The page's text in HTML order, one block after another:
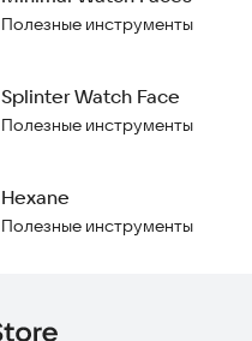
Полезные инструменты
Splinter Watch Face
Полезные инструменты
Hexane
Полезные инструменты